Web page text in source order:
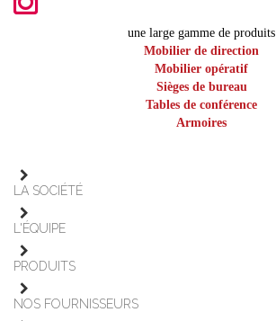
une large gamme de produits
Mobilier de direction
Mobilier opératif
Sièges de bureau
Tables de conférence
Armoires
LA SOCIÉTÉ
L'ÉQUIPE
PRODUITS
NOS FOURNISSEURS